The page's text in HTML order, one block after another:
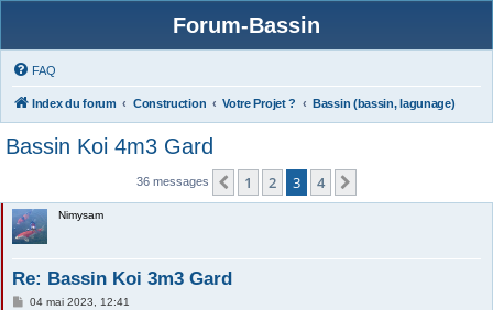
Forum-Bassin
FAQ
Index du forum Construction Votre Projet ? Bassin (bassin, lagunage)
Bassin Koi 4m3 Gard
36 messages Précédente
1 2 3 4
Nimysam
Re: Bassin Koi 3m3 Gard
M04 mai 2023, 12:41